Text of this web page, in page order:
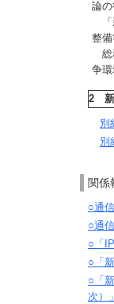
論
「
整
総
争
2 新
別
別
関係
○通
○通
○「
○「
○「
次）